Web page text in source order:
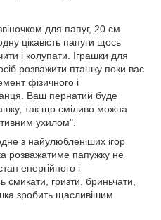
для папуг, 20 см
цікавість папуги щось
і колупати. Іграшки для
розважити пташку поки вас
фізичного і
Ваш пернатий буде
так що сміливо можна
ухилом".
з найулюбленіших ігор
розважатиме папужку не
енергійного і
смикати, гризти, бриньчати,
зробить щасливішим